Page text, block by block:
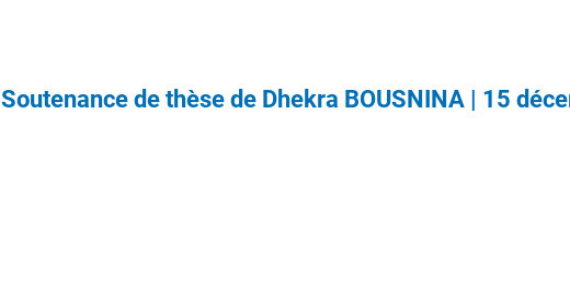
Soutenance de thèse de Dhekra BOUSNINA | 15